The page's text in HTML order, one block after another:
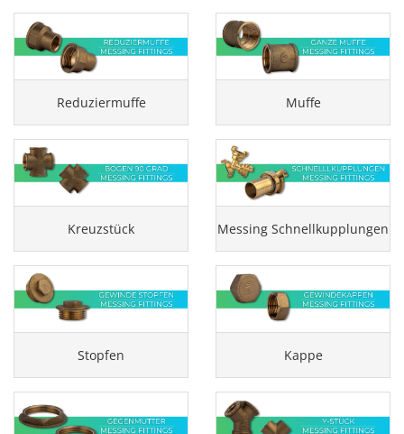
Reduziermuffe Muffe
Kreuzstück Messing Schnellkupplungen
Stopfen Kappe